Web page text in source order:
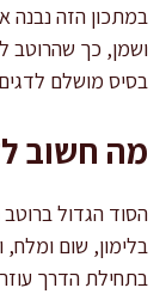
במתכון הזה נבנה
ושמן, כך שהרוטב
בסיס מושלם
מה חשוב
הסוד הגדול
בלימון, שום
בתחילת הדרך